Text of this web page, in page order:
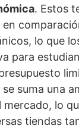
. Estos
en
lo que
para
suma una
mercado, lo
tiendas